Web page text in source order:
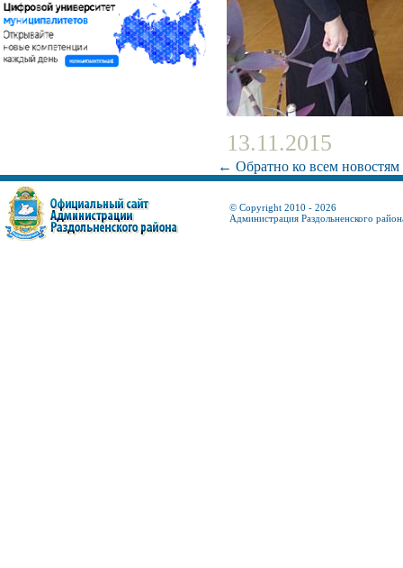
13.11.2015
← Обратно ко всем новостям
© Copyright 2010 - 2026
Администрация Раздольненского